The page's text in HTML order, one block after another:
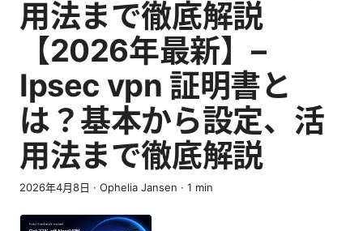
用法まで徹底解説
【2026年最新】–
Ipsec vpn 証明書と
は？基本から設定、活
用法まで徹底解説
2026年4月8日 · Ophelia Jansen · 1 min